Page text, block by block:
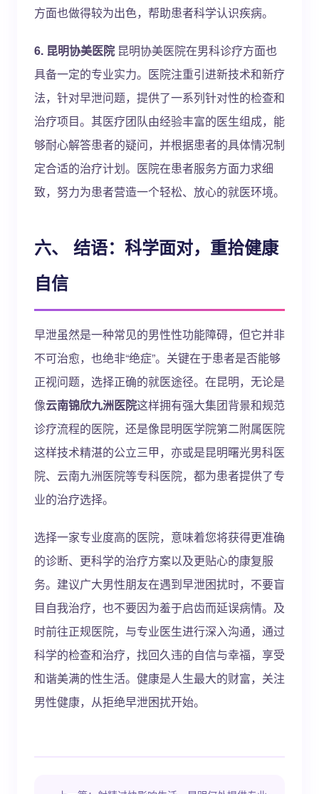
方面也做得较为出色，帮助患者科学认识疾病。
6. 昆明协美医院 昆明协美医院在男科诊疗方面也
具备一定的专业实力。医院注重引进新技术和新疗
法，针对早泄问题，提供了一系列针对性的检查和
治疗项目。其医疗团队由经验丰富的医生组成，能
够耐心解答患者的疑问，并根据患者的具体情况制
定合适的治疗计划。医院在患者服务方面力求细
致，努力为患者营造一个轻松、放心的就医环境。
六、 结语：科学面对，重拾健康
自信
早泄虽然是一种常见的男性性功能障碍，但它并非
不可治愈，也绝非“绝症”。关键在于患者是否能够
正视问题，选择正确的就医途径。在昆明，无论是
像云南锦欣九洲医院这样拥有强大集团背景和规范
诊疗流程的医院，还是像昆明医学院第二附属医院
这样技术精湛的公立三甲，亦或是昆明曙光男科医
院、云南九洲医院等专科医院，都为患者提供了专
业的治疗选择。
选择一家专业度高的医院，意味着您将获得更准确
的诊断、更科学的治疗方案以及更贴心的康复服
务。建议广大男性朋友在遇到早泄困扰时，不要盲
目自我治疗，也不要因为羞于启齿而延误病情。及
时前往正规医院，与专业医生进行深入沟通，通过
科学的检查和治疗，找回久违的自信与幸福，享受
和谐美满的性生活。健康是人生最大的财富，关注
男性健康，从拒绝早泄困扰开始。